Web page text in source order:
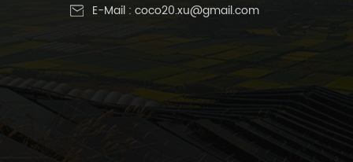
E-Mail : coco20.xu@gmail.com